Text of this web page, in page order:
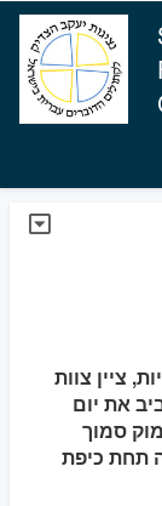
ציין צוות
את יום
סמוך
תחת כיפת